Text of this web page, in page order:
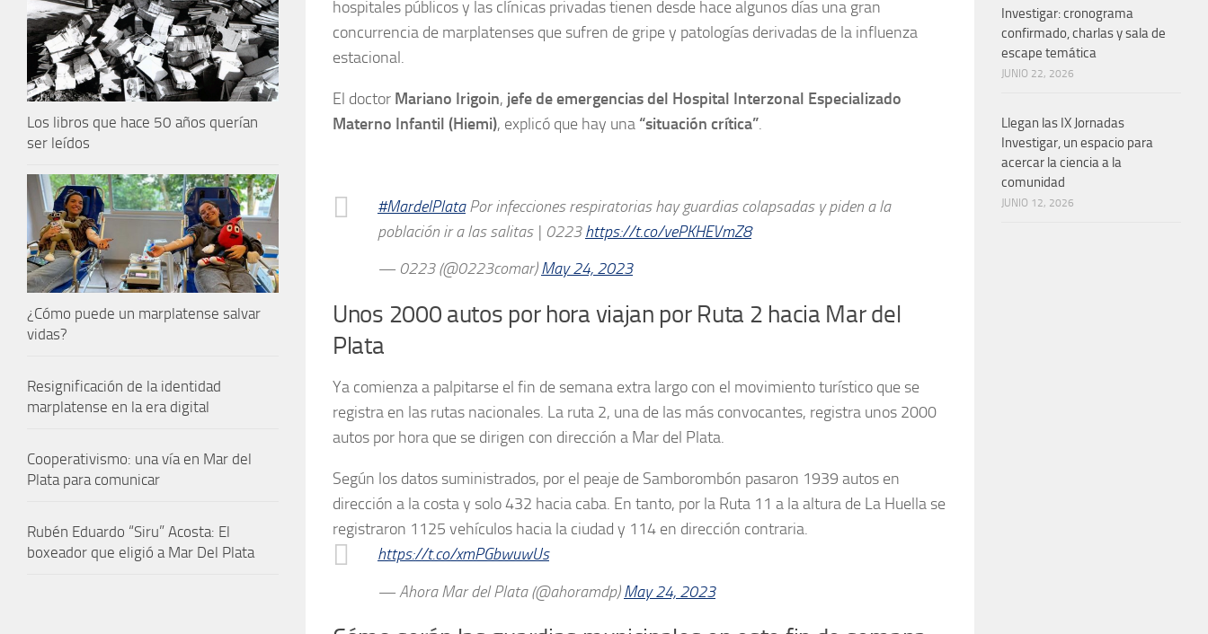
hospitales públicos y las clínicas privadas tienen desde hace algunos días una gran
concurrencia de marplatenses que sufren de gripe y patologías derivadas de la influenza
estacional.
El doctor Mariano Irigoin, jefe de emergencias del Hospital Interzonal Especializado
Materno Infantil (Hiemi), explicó que hay una “situación crítica”.
#MardelPlataPor infecciones respiratorias hay guardias colapsadas y piden a la
población ir a las salitas | 0223https://t.co/vePKHEVmZ8
— 0223 (@0223comar)May 24, 2023
Unos 2000 autos por hora viajan por Ruta 2 hacia Mar del
Plata
Ya comienza a palpitarse el fin de semana extra largo con el movimiento turístico que se
registra en las rutas nacionales. La ruta 2, una de las más convocantes, registra unos 2000
autos por hora que se dirigen con dirección a Mar del Plata.
Según los datos suministrados, por el peaje de Samborombón pasaron 1939 autos en
dirección a la costa y solo 432 hacia caba. En tanto, por la Ruta 11 a la altura de La Huella se
registraron 1125 vehículos hacia la ciudad y 114 en dirección contraria.
https://t.co/xmPGbwuwUs
— Ahora Mar del Plata (@ahoramdp)May 24, 2023
Los libros que hace 50 años querían
ser leídos
¿Cómo puede un marplatense salvar
vidas?
Resignificación de la identidad
marplatense en la era digital
Cooperativismo: una vía en Mar del
Plata para comunicar
Rubén Eduardo “Siru” Acosta: El
boxeador que eligió a Mar Del Plata
Investigar: cronograma
confirmado, charlas y sala de
escape temática
JUNIO 22, 2026
Llegan las IX Jornadas
Investigar, un espacio para
acercar la ciencia a la
comunidad
JUNIO 12, 2026